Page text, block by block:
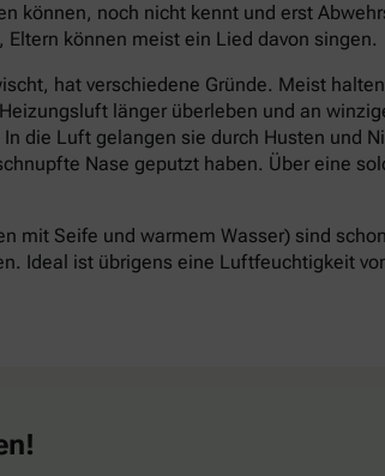
können, noch nicht kennt und erst
können meist ein Lied davon singen.
hat verschiedene Gründe. Meist
länger überleben und an
die Luft gelangen sie durch Husten und
Nase geputzt haben. Über eine
mit Seife und warmem Wasser) sind
Ideal ist übrigens eine Luftfeuchtigkeit